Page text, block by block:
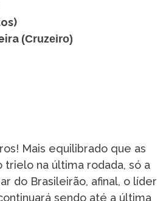
(Cruzeiro)
Mais equilibrado que as
trielo na última rodada, só a
do Brasileirão, afinal, o líder
sendo até a última